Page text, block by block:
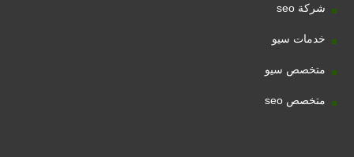
شركة seo
خدمات سيو
متخصص سيو
متخصص seo